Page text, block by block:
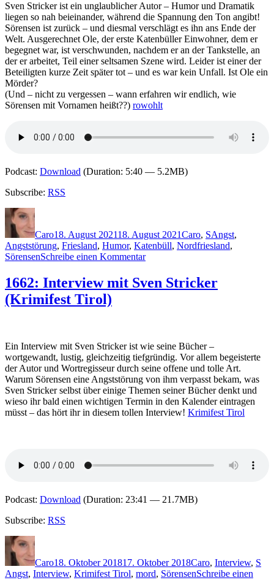
Sven Stricker ist ein unglaublicher Autor – Humor und Dramatik
liegen so nah beieinander, während die Spannung den Ton angibt!
Sörensen ist zurück – und diesmal verschlägt es ihn ans Ende der
Welt. Ausgerechnet Ole, der erste Katenbüller Einwohner, dem er
begegnet war, ist verschwunden, nachdem er an der Tankstelle, an
der er arbeitet, Teil einer seltsamen Szene wird. Leider ist einer der
Beteiligten kurze Zeit später tot – und es war kein Unfall. Ist Ole ein
Mörder?
(Und – nicht zu vergessen – wann erfahren wir endlich, wie
Sörensen mit Vornamen heißt??) rowohlt
Podcast: Download (Duration: 5:40 — 5.2MB)
Subscribe: RSS
Autor
Caro18. August 202118. August 2021Caro, SAngst,
Angststörung, Friesland, Humor, Katenbüll, Nordfriesland,
SörensenSchreibe einen Kommentarzu
Sven
Stricker
der
Welt
1662: Interview mit Sven Stricker
(Krimifest Tirol)
Ein Interview mit Sven Stricker ist wie seine Bücher –
wortgewandt, lustig, gleichzeitig tiefgründig. Vor allem begeisterte
der Autor und Wortregisseur durch seine offene und tolle Art.
Warum Sörensen eine Angststörung von ihm verpasst bekam, was
Sven Stricker selbst über einige Themen seiner Bücher denkt und
wieso ihr bald einen wichtigen Termin in den Kalender eintragen
müsst – das hört ihr in diesem tollen Interview! Krimifest Tirol
Podcast: Download (Duration: 23:41 — 21.7MB)
Subscribe: RSS
Autor
Caro18. Oktober 201817. Oktober 2018Caro, Interview, S
Angst, Interview, Krimifest Tirol, mord, SörensenSchreibe einen